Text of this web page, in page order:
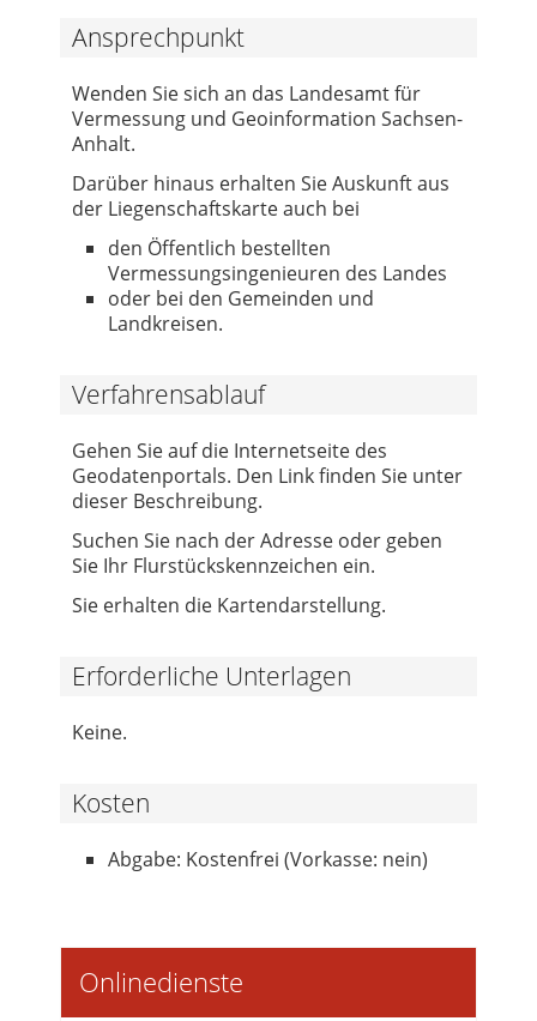
Ansprechpunkt
Wenden Sie sich an das Landesamt für
Vermessung und Geoinformation Sachsen-
Anhalt.
Darüber hinaus erhalten Sie Auskunft aus
der Liegenschaftskarte auch bei
den Öffentlich bestellten
Vermessungsingenieuren des Landes
oder bei den Gemeinden und
Landkreisen.
Verfahrensablauf
Gehen Sie auf die Internetseite des
Geodatenportals. Den Link finden Sie unter
dieser Beschreibung.
Suchen Sie nach der Adresse oder geben
Sie Ihr Flurstückskennzeichen ein.
Sie erhalten die Kartendarstellung.
Erforderliche Unterlagen
Keine.
Kosten
Abgabe: Kostenfrei (Vorkasse: nein)
Onlinedienste